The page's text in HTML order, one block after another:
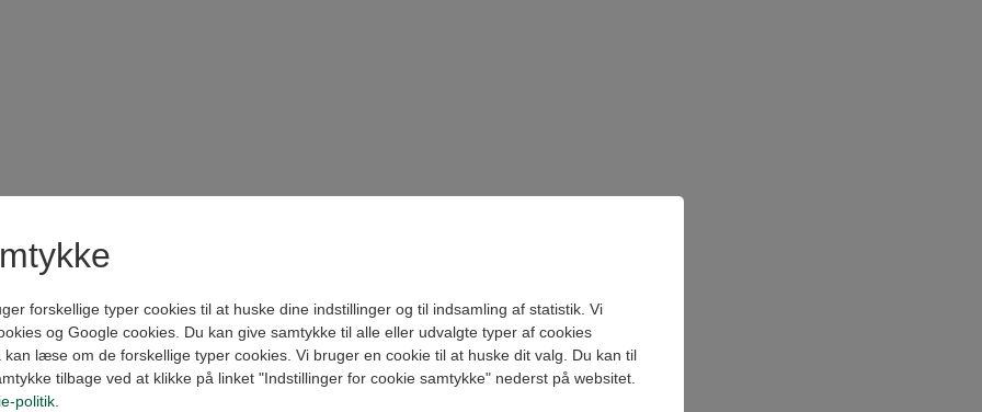
forskellige typer cookies til at huske dine indstillinger og til indsamling af statistik. Vi
og Google cookies. Du kan give samtykke til alle eller udvalgte typer af cookies
kan læse om de forskellige typer cookies. Vi bruger en cookie til at huske dit valg. Du kan til
tilbage ved at klikke på linket "Indstillinger for cookie samtykke" nederst på websitet.
politik